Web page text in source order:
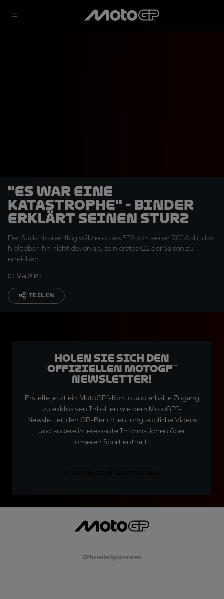
"Es war eine
Katastrophe" - Binder
erklärt seinen Sturz
Der Südafrikaner flog während des FP3 von seiner RC16 ab, das
hielt aber ihn nicht davon ab, sein erstes Q2 der Saison zu
erreichen
01 Mai 2021
TEILEN
Holen Sie sich den
offiziellen MotoGP™
Newsletter!
Erstelle jetzt ein MotoGP™-Konto und erhalte Zugang
zu exklusiven Inhalten wie dem MotoGP™-
Newsletter, den GP-Berichten, unglaubliche Videos
und andere interessante Informationen über
unseren Sport enthält.
Offizielle Sponsoren